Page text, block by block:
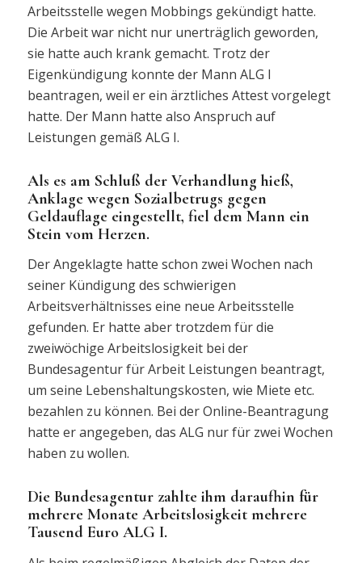
Arbeitsstelle wegen Mobbings gekündigt hatte.
Die Arbeit war nicht nur unerträglich geworden,
sie hatte auch krank gemacht. Trotz der
Eigenkündigung konnte der Mann ALG I
beantragen, weil er ein ärztliches Attest vorgelegt
hatte. Der Mann hatte also Anspruch auf
Leistungen gemäß ALG I.
Als es am Schluß der Verhandlung hieß,
Anklage wegen Sozialbetrugs gegen
Geldauflage eingestellt, fiel dem Mann ein
Stein vom Herzen.
Der Angeklagte hatte schon zwei Wochen nach
seiner Kündigung des schwierigen
Arbeitsverhältnisses eine neue Arbeitsstelle
gefunden. Er hatte aber trotzdem für die
zweiwöchige Arbeitslosigkeit bei der
Bundesagentur für Arbeit Leistungen beantragt,
um seine Lebenshaltungskosten, wie Miete etc.
bezahlen zu können. Bei der Online-Beantragung
hatte er angegeben, das ALG nur für zwei Wochen
haben zu wollen.
Die Bundesagentur zahlte ihm daraufhin für
mehrere Monate Arbeitslosigkeit mehrere
Tausend Euro ALG I.